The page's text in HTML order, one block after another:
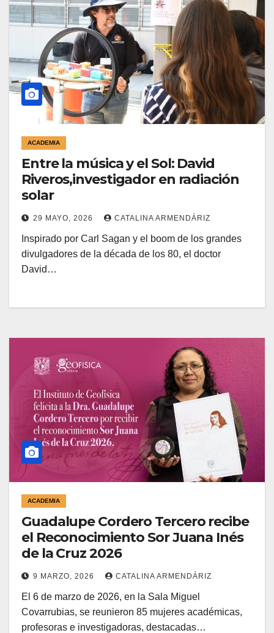
ACADEMIA
Entre la música y el Sol: David
Riveros,investigador en radiación
solar
29 MAYO, 2026 CATALINA ARMENDÁRIZ
Inspirado por Carl Sagan y el boom de los grandes
divulgadores de la década de los 80, el doctor
David…
ACADEMIA
Guadalupe Cordero Tercero recibe
el Reconocimiento Sor Juana Inés
de la Cruz 2026
9 MARZO, 2026 CATALINA ARMENDÁRIZ
El 6 de marzo de 2026, en la Sala Miguel
Covarrubias, se reunieron 85 mujeres académicas,
profesoras e investigadoras, destacadas…